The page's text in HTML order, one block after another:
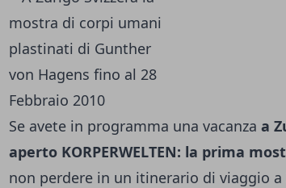
Se avete in programma una vacanza a
aperto KORPERWELTEN: la prima
non perdere in un itinerario di viaggio